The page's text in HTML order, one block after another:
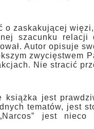
o zaskakującej
szacunku
Autor opisuje
zwycięstwem
Nie stracić
jest
tematów, jest
jest nieco